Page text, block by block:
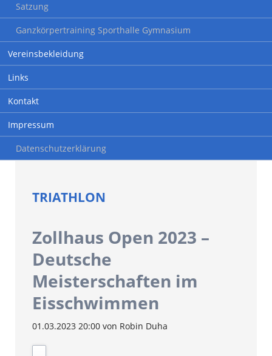
Satzung
Ganzkörpertraining Sporthalle Gymnasium
Vereinsbekleidung
Links
Kontakt
Impressum
Datenschutzerklärung
TRIATHLON
Zollhaus Open 2023 –
Deutsche
Meisterschaften im
Eisschwimmen
01.03.2023 20:00von Robin Duha